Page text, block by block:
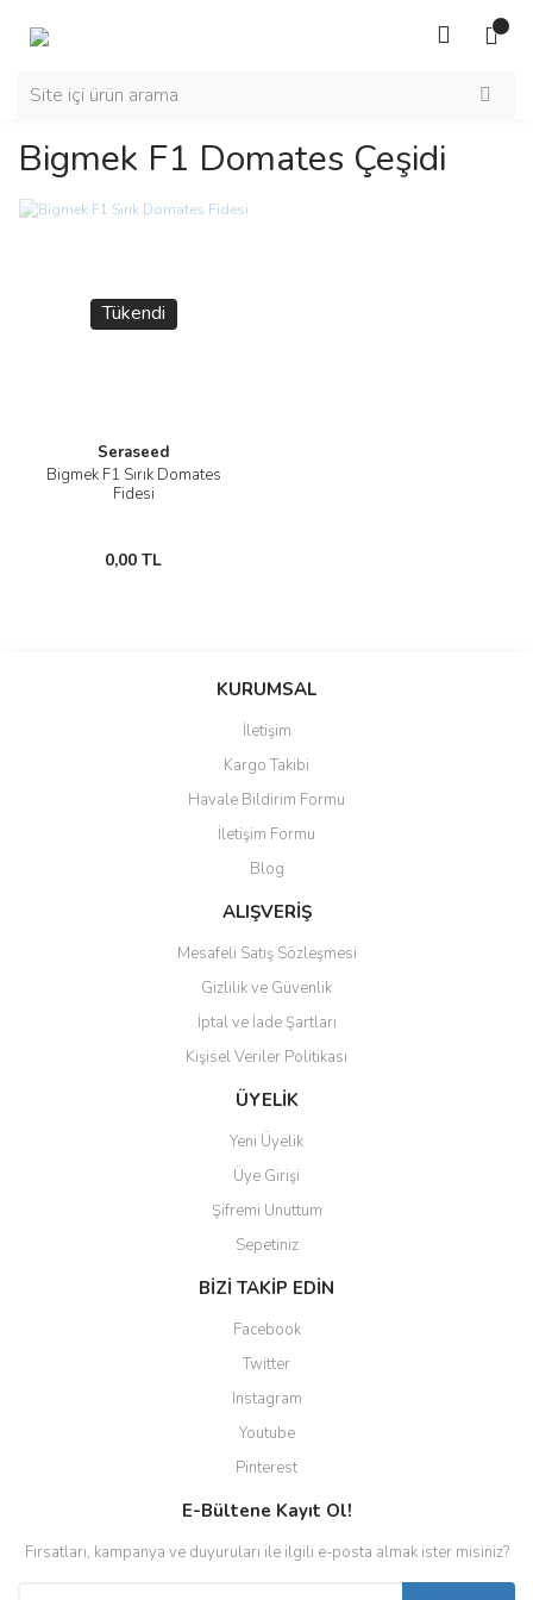
Bigmek F1 Domates Çeşidi
Tükendi
Seraseed
Bigmek F1 Sırık Domates
Fidesi
0,00 TL
KURUMSAL
İletişim
Kargo Takibi
Havale Bildirim Formu
İletişim Formu
Blog
ALIŞVERİŞ
Mesafeli Satış Sözleşmesi
Gizlilik ve Güvenlik
İptal ve İade Şartları
Kişisel Veriler Politikası
ÜYELİK
Yeni Üyelik
Üye Girişi
Şifremi Unuttum
Sepetiniz
BİZİ TAKİP EDİN
Facebook
Twitter
Instagram
Youtube
Pinterest
E-Bültene Kayıt Ol!
Fırsatları, kampanya ve duyuruları ile ilgili e-posta almak ister misiniz?